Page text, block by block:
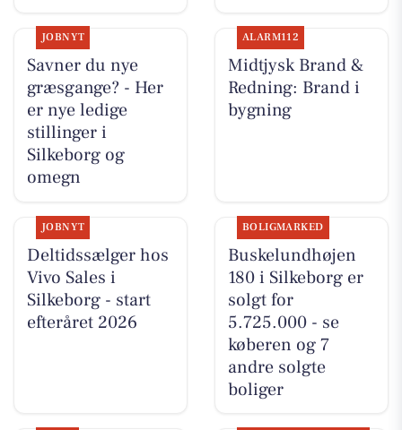
JOBNYT
Savner du nye
græsgange? - Her
er nye ledige
stillinger i
Silkeborg og
omegn
ALARM112
Midtjysk Brand &
Redning: Brand i
bygning
JOBNYT
Deltidssælger hos
Vivo Sales i
Silkeborg - start
efteråret 2026
BOLIGMARKED
Buskelundhøjen
180 i Silkeborg er
solgt for
5.725.000 - se
køberen og 7
andre solgte
boliger